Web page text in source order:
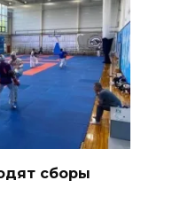
сборы